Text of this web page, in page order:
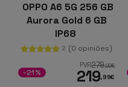
OPPO A6 5G 256 GB
Aurora Gold 6 GB
IP68
2 (0 opiniões)
PVR279,00€
219,99€
-21%